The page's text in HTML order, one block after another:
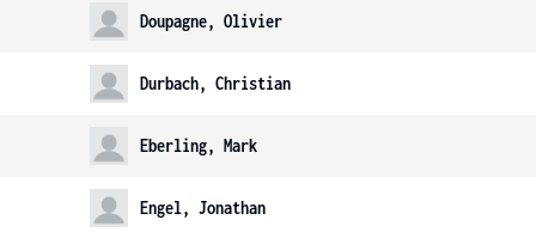
Doupagne, Olivier
Durbach, Christian
Eberling, Mark
Engel, Jonathan